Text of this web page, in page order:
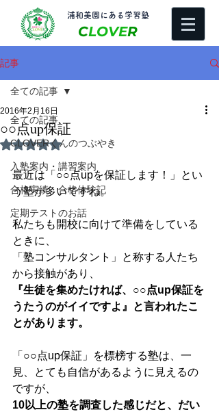
​浦和美園にある学習塾
CLOVER
記事
全ての記事
CLOVERくんのつぶやき
入塾案内・講習案内
合格実績・合格体験記
定期テストのお話
全ての記事
○○点up保証
2016年2月16日
5つ星のうちNaNと評価されています。
最近は「○○点upを保証します！」とい
う塾が多いですね。
私たちも開校に向けて準備をしている
ときに、
「塾コンサルタント」と称する人たち
から接触があり、
『生徒を集めたければ、○○点up保証を
うたうのがイイですよ』と言われたこ
とがあります。
「○○点up保証」を標榜する塾は、一
見、とても自信があるように見えるの
ですが、
10以上の塾を調査した感じだと、だい